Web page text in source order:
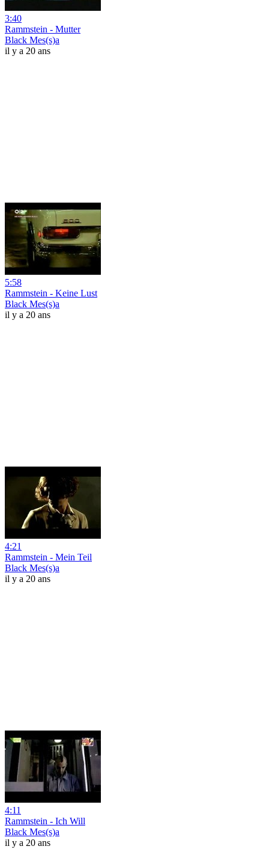
3:40
Rammstein - Mutter
Black Mes(s)a
il y a 20 ans
5:58
Rammstein - Keine Lust
Black Mes(s)a
il y a 20 ans
4:21
Rammstein - Mein Teil
Black Mes(s)a
il y a 20 ans
4:11
Rammstein - Ich Will
Black Mes(s)a
il y a 20 ans